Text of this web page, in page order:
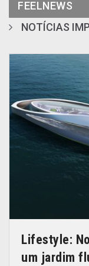
FEELNEWS
NOTÍCIAS
Lifestyle:
um jardim